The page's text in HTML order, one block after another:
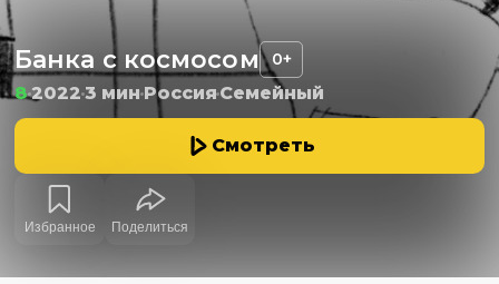
Банка с космосом 0+
820223 мин РоссияСемейный
Смотреть
Избранное Поделиться